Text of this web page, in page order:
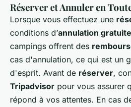
Réserver et Annuler en
Lorsque vous effectuez une
conditions d’annulation gratuite
campings offrent des
cas d'annulation, ce qui est un
d'esprit. Avant de réserver,
Tripadvisor pour vous assurer
répond à vos attentes. En cas